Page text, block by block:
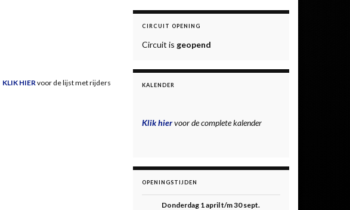
KLIK HIERvoor de lijst met rijders
CIRCUIT OPENING
Circuit is geopend
KALENDER
Klik hiervoor de complete kalender
OPENINGSTIJDEN
Donderdag 1 april t/m 30 sept.